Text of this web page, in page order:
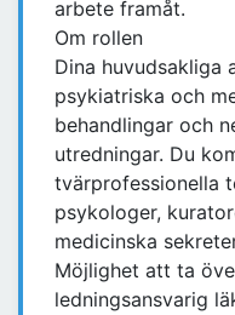
arbete framåt.
Om rollen
Dina huvudsakliga
psykiatriska och
behandlingar och
utredningar. Du
tvärprofessionella
psykologer,
medicinska
Möjlighet att ta
ledningsansvarig